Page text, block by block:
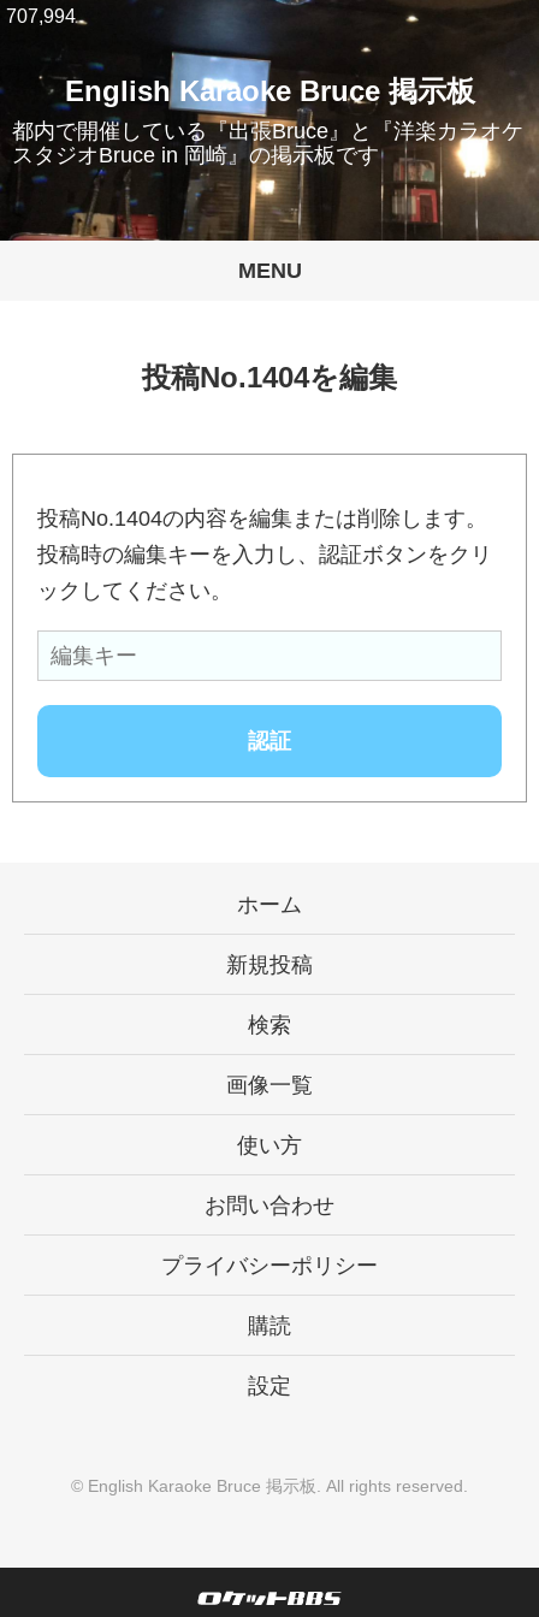
English Karaoke Bruce 掲示板
都内で開催している『出張Bruce』と『洋楽カラオケ
スタジオBruce in 岡崎』の掲示板です
MENU
707,994
投稿No.1404を編集
投稿No.1404の内容を編集または削除します。
投稿時の編集キーを入力し、認証ボタンをクリ
ックしてください。
ホーム
新規投稿
検索
画像一覧
使い方
お問い合わせ
プライバシーポリシー
購読
設定
© English Karaoke Bruce 掲示板 . All rights reserved.